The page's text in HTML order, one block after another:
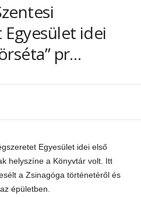
idei
pr…
Egyesület idei első
helyszíne a Könyvtár volt. Itt
a Zsinagóga történetéről és
épületben.